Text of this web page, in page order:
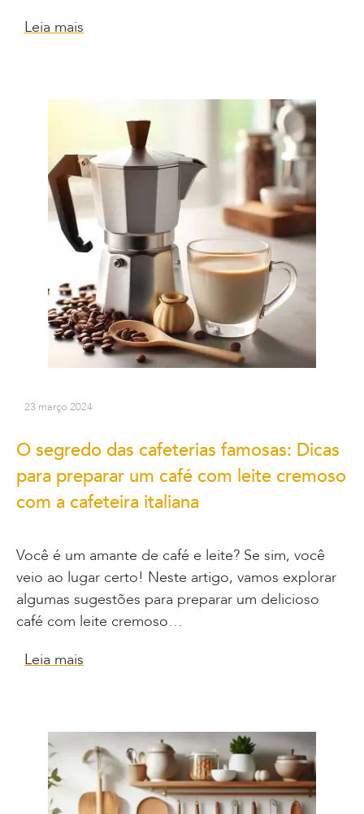
Leia mais
23 março 2024
O segredo das cafeterias famosas: Dicas
para preparar um café com leite cremoso
com a cafeteira italiana
Você é um amante de café e leite? Se sim, você
veio ao lugar certo! Neste artigo, vamos explorar
algumas sugestões para preparar um delicioso
café com leite cremoso…
Leia mais